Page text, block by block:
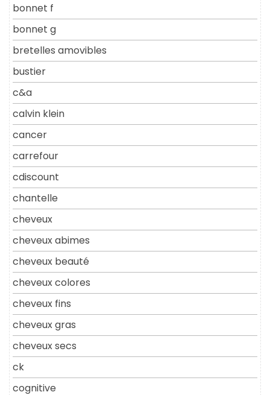
bonnet f
bonnet g
bretelles amovibles
bustier
c&a
calvin klein
cancer
carrefour
cdiscount
chantelle
cheveux
cheveux abimes
cheveux beauté
cheveux colores
cheveux fins
cheveux gras
cheveux secs
ck
cognitive